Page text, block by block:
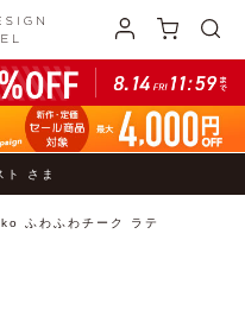
ト さま
ふわふわチーク ラテ